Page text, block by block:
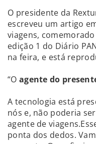
O presidente da
escreveu um artigo
viagens,
edição 1 do Diário
na feira, e está
“O agente do
A tecnologia está
nós e, não poderia
agente de
ponta dos dedos.